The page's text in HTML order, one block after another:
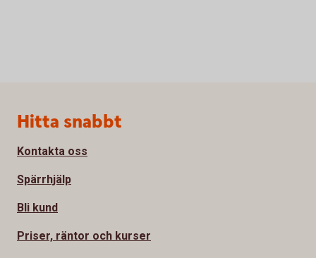
Sidfot
Hitta snabbt
Kontakta oss
Spärrhjälp
Bli kund
Priser, räntor och kurser